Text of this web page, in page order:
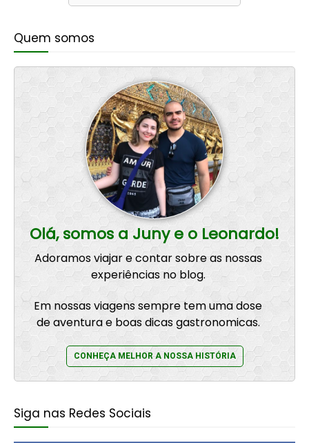
Quem somos
Olá, somos a Juny e o Leonardo!
Adoramos viajar e contar sobre as nossas
experiências no blog.
Em nossas viagens sempre tem uma dose
de aventura e boas dicas gastronomicas.
CONHEÇA MELHOR A NOSSA HISTÓRIA
Siga nas Redes Sociais